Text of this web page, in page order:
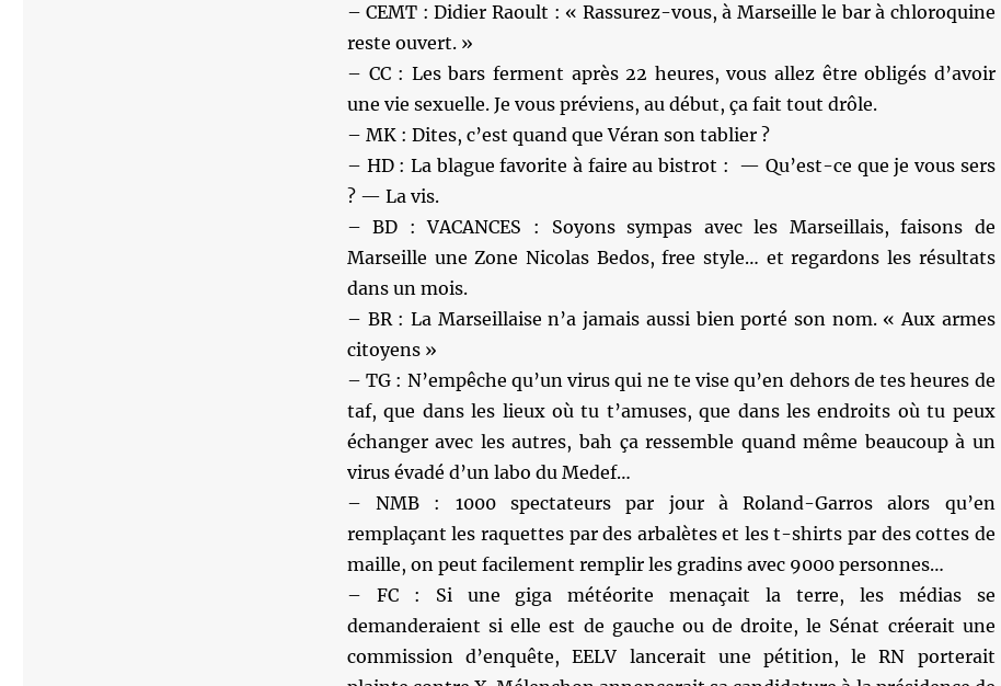
– CEMT : Didier Raoult : « Rassurez-vous, à Marseille le bar à chloroquine
reste ouvert. »
– CC : Les bars ferment après 22 heures, vous allez être obligés d’avoir
une vie sexuelle. Je vous préviens, au début, ça fait tout drôle.
– MK : Dites, c’est quand que Véran son tablier ?
– HD : La blague favorite à faire au bistrot : — Qu’est-ce que je vous sers
? — La vis.
– BD : VACANCES : Soyons sympas avec les Marseillais, faisons de
Marseille une Zone Nicolas Bedos, free style… et regardons les résultats
dans un mois.
– BR : La Marseillaise n’a jamais aussi bien porté son nom. « Aux armes
citoyens »
– TG : N’empêche qu’un virus qui ne te vise qu’en dehors de tes heures de
taf, que dans les lieux où tu t’amuses, que dans les endroits où tu peux
échanger avec les autres, bah ça ressemble quand même beaucoup à un
virus évadé d’un labo du Medef…
– NMB : 1000 spectateurs par jour à Roland-Garros alors qu’en
remplaçant les raquettes par des arbalètes et les t-shirts par des cottes de
maille, on peut facilement remplir les gradins avec 9000 personnes…
– FC : Si une giga météorite menaçait la terre, les médias se
demanderaient si elle est de gauche ou de droite, le Sénat créerait une
commission d’enquête, EELV lancerait une pétition, le RN porterait